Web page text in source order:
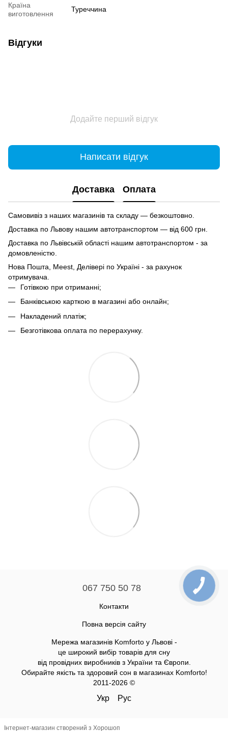
Країна
виготовлення
Туреччина
Відгуки
Додайте перший відгук
Написати відгук
Доставка Оплата
Самовивіз з наших магазинів та складу — безкоштовно.
Доставка по Львову нашим автотранспортом — від 600 грн.
Доставка по Львівській області нашим автотранспортом - за
домовленістю.
Нова Пошта, Meest, Делівері по Україні - за рахунок
отримувача.
Готівкою при отриманні;
Банківською карткою в магазині або онлайн;
Накладений платіж;
Безготівкова оплата по перерахунку.
067 750 50 78
Контакти
Повна версія сайту
Мережа магазинів Komforto у Львові -
це широкий вибір товарів для сну
від провідних виробників з України та Європи.
Обирайте якість та здоровий сон в магазинах Komforto!
2011-2026 ©
Укр Рус
Інтернет-магазин створений з Хорошоп